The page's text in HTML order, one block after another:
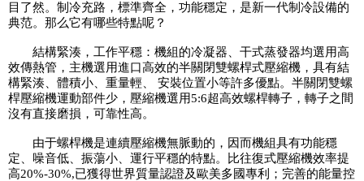
目了然。制冷充路，標準齊全，功能穩定，是新一代制冷設備的
典范。那么它有哪些特點呢？
結構緊湊，工作平穩：機組的冷凝器、干式蒸發器均選用高
效傳熱管，主機選用進口高效的半關閉雙螺桿式壓縮機，具有結
構緊湊、體積小、重量輕、 安裝位置小等許多優點。半關閉雙螺
桿壓縮機運動部件少，壓縮機選用5:6超高效螺桿轉子，轉子之間
沒有直接磨損，可靠性高。
由于螺桿機是連續壓縮機無脈動的，因而機組具有功能穩
定、噪音低、振蕩小、運行平穩的特點。比往復式壓縮機效率提
高20%-30%,已獲得世界質量認證及歐美多國專利；完善的能量控